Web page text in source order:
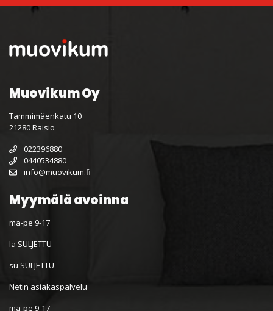
Muovikum Oy
Tammimäenkatu 10
21280 Raisio
022396880
0440534880
info@muovikum.fi
Myymälä avoinna
ma-pe 9-17
la SULJETTU
su SULJETTU
Netin asiakaspalvelu
ma-pe 9-17